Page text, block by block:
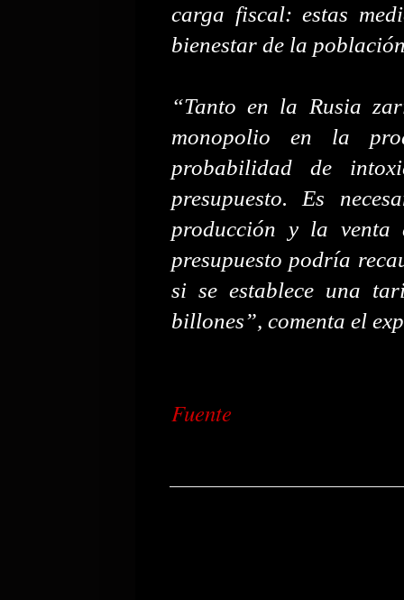
carga fiscal: estas
bienestar de la
“Tanto en la Rusia
monopolio en la
probabilidad de
presupuesto. Es
producción y la venta
presupuesto podría
si se establece una
billones”, comenta el
Fuente